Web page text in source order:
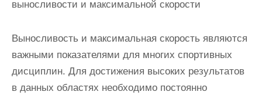
выносливости и максимальной скорости
Выносливость и максимальная скорость являются
важными показателями для многих спортивных
дисциплин. Для достижения высоких результатов
в данных областях необходимо постоянно